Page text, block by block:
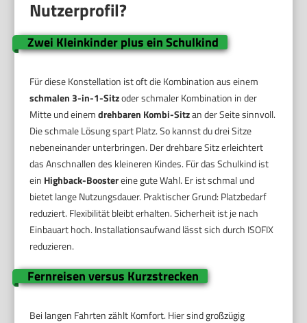
Nutzerprofil?
Zwei Kleinkinder plus ein Schulkind
Für diese Konstellation ist oft die Kombination aus einem
schmalen 3-in-1-Sitzoder schmaler Kombination in der
Mitte und einemdrehbaren Kombi-Sitzan der Seite sinnvoll.
Die schmale Lösung spart Platz. So kannst du drei Sitze
nebeneinander unterbringen. Der drehbare Sitz erleichtert
das Anschnallen des kleineren Kindes. Für das Schulkind ist
ein Highback-Boostereine gute Wahl. Er ist schmal und
bietet lange Nutzungsdauer. Praktischer Grund: Platzbedarf
reduziert. Flexibilität bleibt erhalten. Sicherheit ist je nach
Einbauart hoch. Installationsaufwand lässt sich durch ISOFIX
reduzieren.
Fernreisen versus Kurzstrecken
Bei langen Fahrten zählt Komfort. Hier sind großzügig